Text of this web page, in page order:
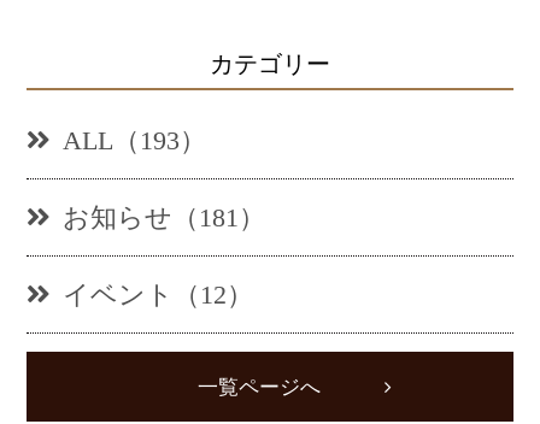
カテゴリー
ALL（193）
お知らせ（181）
イベント（12）
一覧ページへ